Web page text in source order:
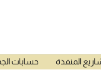
المنفذة حسابات